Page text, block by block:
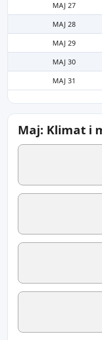
MAJ 27
MAJ 28
MAJ 29
MAJ 30
MAJ 31
Maj: Klimat i